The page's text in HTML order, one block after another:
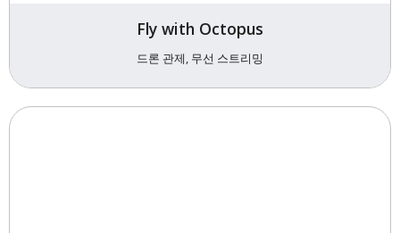
Fly with Octopus
드론 관제, 무선 스트리밍